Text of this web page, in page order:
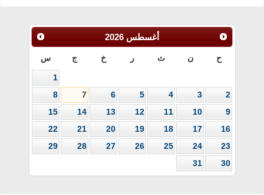
أغسطس 2026
ح ن ث ر خ ج س
1
2
3
4
5
6
7
8
9
10
11
12
13
14
15
16
17
18
19
20
21
22
23
24
25
26
27
28
29
30
31